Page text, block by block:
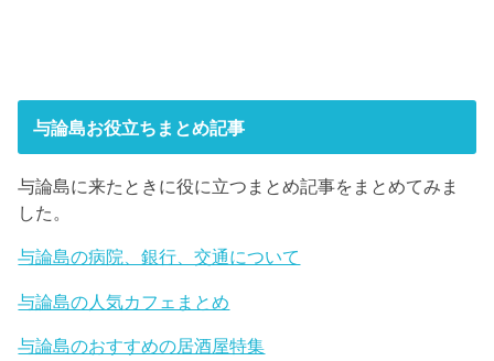
与論島お役立ちまとめ記事
与論島に来たときに役に立つまとめ記事をまとめてみま
した。
与論島の病院、銀行、交通について
与論島の人気カフェまとめ
与論島のおすすめの居酒屋特集